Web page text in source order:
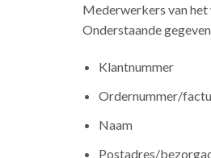
Mederwerkers van het
Onderstaande
Klantnummer
Ordernummer/
Naam
Postadres/